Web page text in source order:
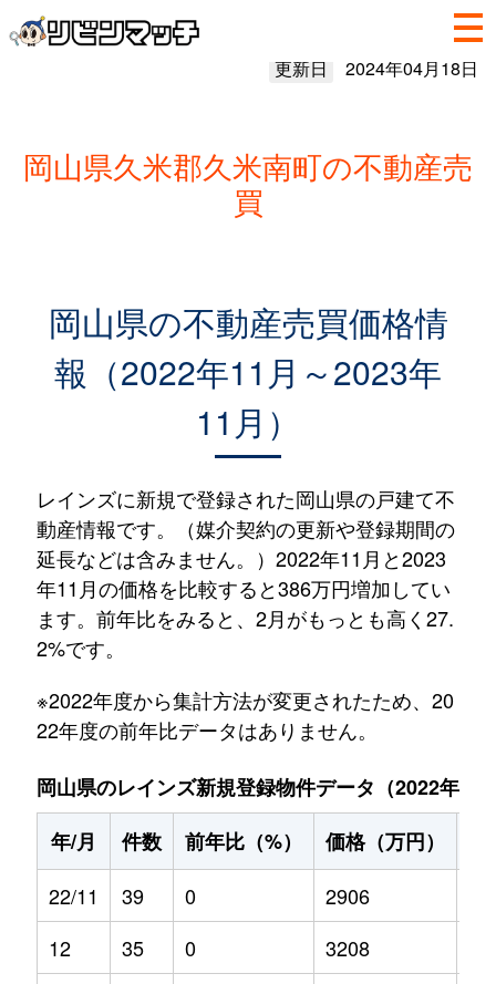
更新日 2024年04月18日
岡山県久米郡久米南町の不動産売
買
岡山県の不動産売買価格情
報（2022年11月～2023年
11月）
レインズに新規で登録された岡山県の戸建て不
動産情報です。（媒介契約の更新や登録期間の
延長などは含みません。）2022年11月と2023
年11月の価格を比較すると386万円増加してい
ます。前年比をみると、2月がもっとも高く27.
2%です。
※2022年度から集計方法が変更されたため、20
22年度の前年比データはありません。
岡山県のレインズ新規登録物件データ（2022年11
年/月
件数 前年比（%） 価格（万円）
22/11
39 0 2906
12
35 0 3208